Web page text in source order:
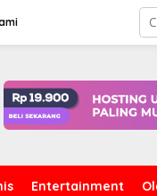
Entertainment